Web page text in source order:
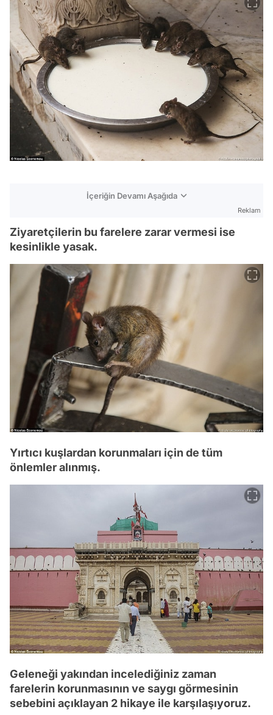
İçeriğin Devamı Aşağıda
Reklam
Ziyaretçilerin bu farelere zarar vermesi ise
kesinlikle yasak.
Yırtıcı kuşlardan korunmaları için de tüm
önlemler alınmış.
Geleneği yakından incelediğiniz zaman
farelerin korunmasının ve saygı görmesinin
sebebini açıklayan 2 hikaye ile karşılaşıyoruz.